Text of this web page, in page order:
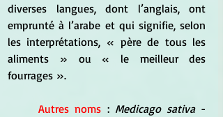
diverses langues, dont l’anglais, ont
emprunté à l’arabe et qui signifie, selon
les interprétations, « père de tous les
aliments » ou « le meilleur des
fourrages ».
Autres noms : Medicago sativa -